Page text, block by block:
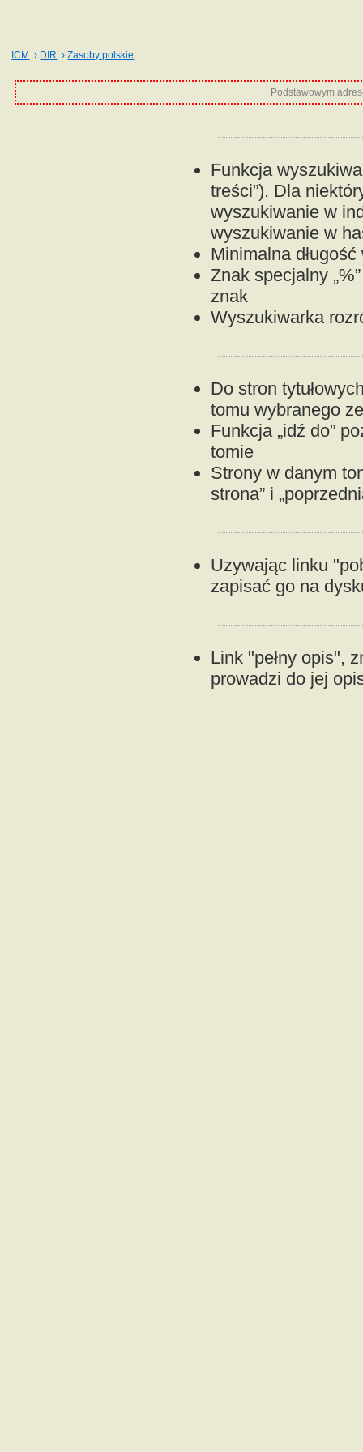
ICM › DIR ›Zasoby polskie
Podstawowym
Funkcja
treści”). Dla
wyszukiwanie w
wyszukiwanie w
Minimalna
Znak specjalny
znak
Wyszukiwarka
Do stron
tomu wybranego
Funkcja „idź do”
tomie
Strony w danym
strona” i
Uzywając linku
zapisać go na
Link "pełny opis",
prowadzi do jej